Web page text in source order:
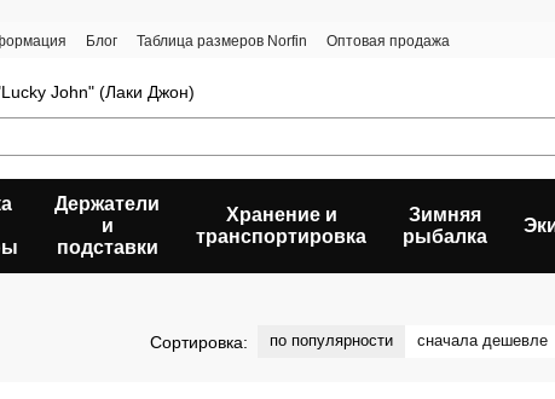
Блог Таблица размеров Norfin
Оптовая продажа
John" (Лаки Джон)
Держатели
и
подставки
Хранение и
транспортировка
Зимняя
рыбалка
Сортировка: по популярности сначала дешевле